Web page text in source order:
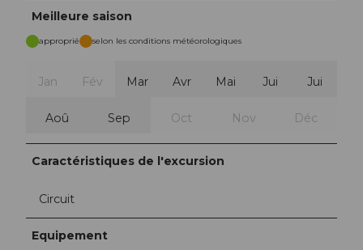
Meilleure saison
approprié selon les conditions météorologiques
Jan Fév Mar Avr Mai Jui Jui
Aoû Sep Oct Nov Déc
Caractéristiques de l'excursion
Circuit
Equipement